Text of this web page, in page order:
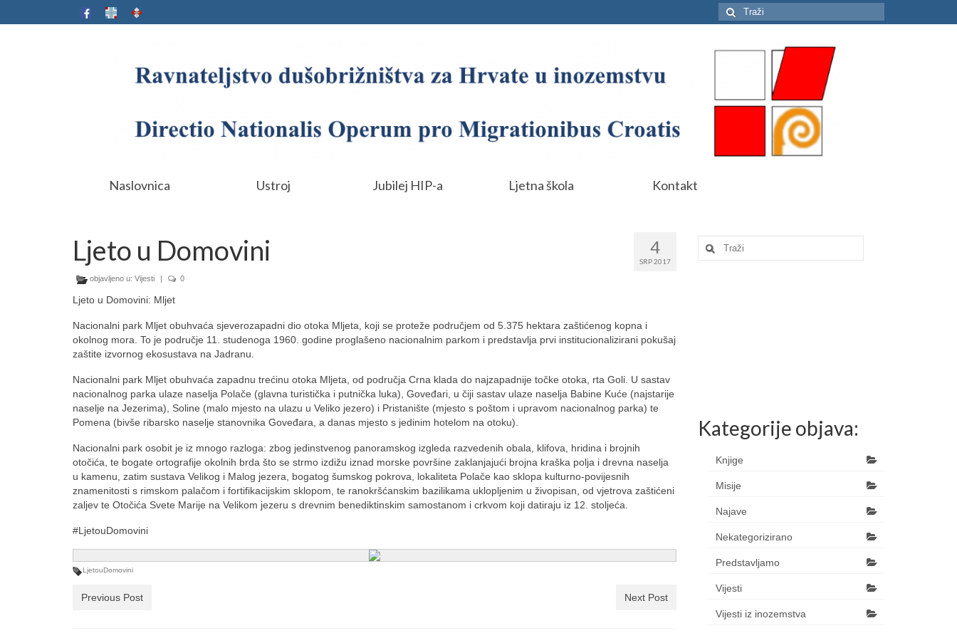
Search
for:
Naslovnica Ustroj Jubilej HIP-a Ljetna škola Kontakt
4
SRP 2017
Ljeto u Domovini
objavljeno u: Vijesti | 0
Ljeto u Domovini: Mljet
Nacionalni park Mljet obuhvaća sjeverozapadni dio otoka Mljeta, koji se proteže područjem od 5.375 hektara zaštićenog kopna i
okolnog mora. To je područje 11. studenoga 1960. godine proglašeno nacionalnim parkom i predstavlja prvi institucionalizirani pokušaj
zaštite izvornog ekosustava na Jadranu.
Nacionalni park Mljet obuhvaća zapadnu trećinu otoka Mljeta, od područja Crna klada do najzapadnije točke otoka, rta Goli. U sastav
nacionalnog parka ulaze naselja Polače (glavna turistička i putnička luka), Goveđari, u čiji sastav ulaze naselja Babine Kuće (najstarije
naselje na Jezerima), Soline (malo mjesto na ulazu u Veliko jezero) i Pristanište (mjesto s poštom i upravom nacionalnog parka) te
Pomena (bivše ribarsko naselje stanovnika Goveđara, a danas mjesto s jedinim hotelom na otoku).
Nacionalni park osobit je iz mnogo razloga: zbog jedinstvenog panoramskog izgleda razvedenih obala, klifova, hridina i brojnih
otočića, te bogate ortografije okolnih brda što se strmo izdižu iznad morske površine zaklanjajući brojna kraška polja i drevna naselja
u kamenu, zatim sustava Velikog i Malog jezera, bogatog šumskog pokrova, lokaliteta Polače kao sklopa kulturno-povijesnih
znamenitosti s rimskom palačom i fortifikacijskim sklopom, te ranokršćanskim bazilikama uklopljenim u živopisan, od vjetrova zaštićeni
zaljev te Otočića Svete Marije na Velikom jezeru s drevnim benediktinskim samostanom i crkvom koji datiraju iz 12. stoljeća.
#LjetouDomovini
LjetouDomovini
Previous Post Next Post
Search
for:
Kategorije objava:
Knjige
Misije
Najave
Nekategorizirano
Predstavljamo
Vijesti
Vijesti iz inozemstva